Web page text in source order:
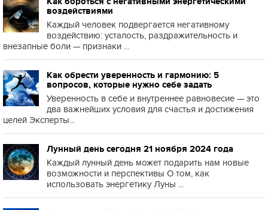
воздействиями
Каждый человек подвергается негативному
воздействию: усталость, раздражительность и
внезапные боли — признаки ...
Как обрести уверенность и гармонию: 5
вопросов, которые нужно себе задать
Уверенность в себе и внутреннее равновесие — это
два важнейших условия для счастья и достижения
целей Эксперты...
Лунный день сегодня 21 ноября 2024 года
Каждый лунный день может подарить нам новые
возможности и перспективы О том, как
использовать энергетику Луны ...